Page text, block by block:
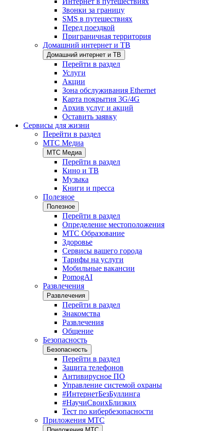
Звонки за границу
SMS в путешествиях
Перед поездкой
Приграничная территория
Домашний интернет и ТВ
Домашний интернет и ТВ
Перейти в раздел
Услуги
Акции
Зона обслуживания Ethernet
Карта покрытия 3G/4G
Архив услуг и акций
Оставить заявку
Сервисы для жизни
Перейти в раздел
МТС Медиа
МТС Медиа
Перейти в раздел
Кино и ТВ
Музыка
Книги и пресса
Полезное
Полезное
Перейти в раздел
Определение местоположения
МТС Образование
Здоровье
Сервисы вашего города
Тарифы на услуги
Мобильные вакансии
PomogAI
Развлечения
Развлечения
Перейти в раздел
Знакомства
Развлечения
Общение
Безопасность
Безопасность
Перейти в раздел
Защита телефонов
Антивирусное ПО
Управление системой охраны
#ИнтернетБезБуллинга
#НаучиСвоихБлизких
Тест по кибербезопасности
Приложения МТС